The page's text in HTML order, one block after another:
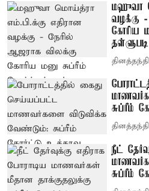
மஹுவா
வழக்கு -
கோரிய
தள்ளுபடி
தினத்தந்தி
சுப்ரீம்
தினத்தந்தி
நீட்
சுப்ரீம்